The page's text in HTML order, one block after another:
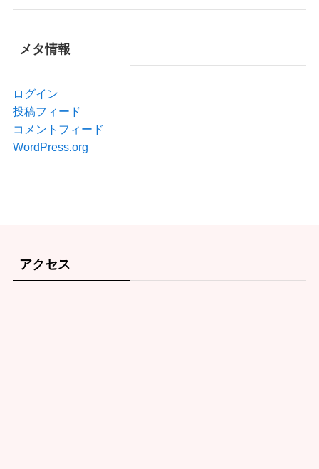
メタ情報
ログイン
投稿フィード
コメントフィード
WordPress.org
アクセス